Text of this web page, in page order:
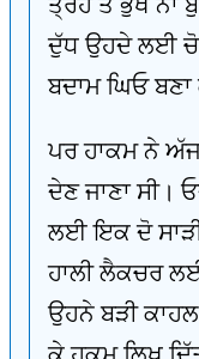
ਦੁੱਧ ਉਹਦੇ ਲਈ
ਬਦਾਮ ਘਿਓ
ਪਰ ਹਾਕਮ ਨੇ
ਦੇਣ ਜਾਣਾ ਸੀ।
ਲਈ ਇਕ ਦੋ
ਹਾਲੀ ਲੈਕਚਰ
ਉਹਨੇ ਬੜੀ